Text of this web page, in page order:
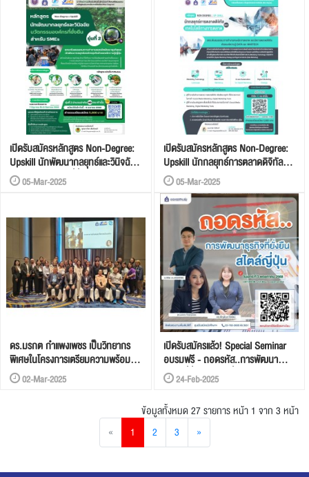
เปิดรับสมัครหลักสูตร Non-Degree:
Upskill นักพัฒนากลยุทธ์และวินิจฉัย
นวัตกรรมองค์กรที่ยั่งยืนสำหรับ
SMEs (รุ่นที่ 2)
05-Mar-2025
เปิดรับสมัครหลักสูตร Non-Degree:
Upskill นักกลยุทธ์การตลาดดิจิทัลและ
เทคโนโลยีทางการตลาด
05-Mar-2025
ดร.มรกต กำแพงเพชร เป็นวิทยากร
พิเศษในโครงการเตรียมความพร้อม
และจัดการคนเก่ง (Talent
Management)
02-Mar-2025
เปิดรับสมัครแล้ว! Special Seminar
อบรมฟรี - ถอดรหัส..การพัฒนา
ธุรกิจที่ยั่งยืนสไตล์ญี่ปุ่น
24-Feb-2025
ข้อมูลทั้งหมด 27 รายการหน้า 1 จาก 3 หน้า
«
1 2 3 »